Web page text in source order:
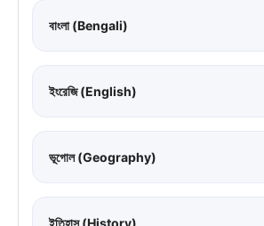
বাংলা (Bengali)
ইংরেজি (English)
ভূগোল (Geography)